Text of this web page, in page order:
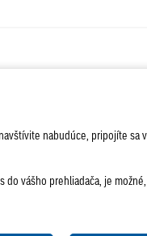
HISTÓRIAnabudúce, pripojíte
vášho prehliadača, je